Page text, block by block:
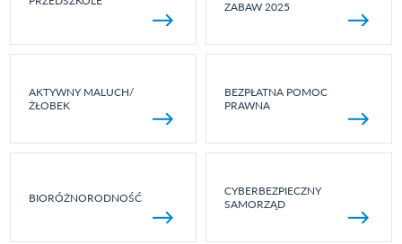
ZABAW 2025
AKTYWNY MALUCH/
ŻŁOBEK
BEZPŁATNA POMOC
PRAWNA
BIORÓŻNORODNOŚĆ
CYBERBEZPIECZNY
SAMORZĄD